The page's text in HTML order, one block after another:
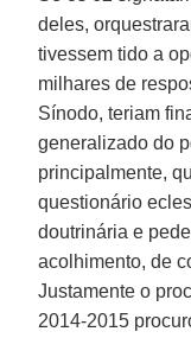
deles,
tivessem tido a
milhares de
Sínodo, teriam
generalizado do
principalmente,
questionário
doutrinária e
acolhimento, de
Justamente o
2014-2015